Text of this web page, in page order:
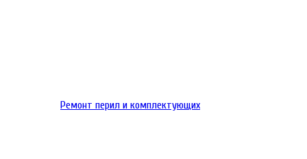
Ремонт перил и комплектующих